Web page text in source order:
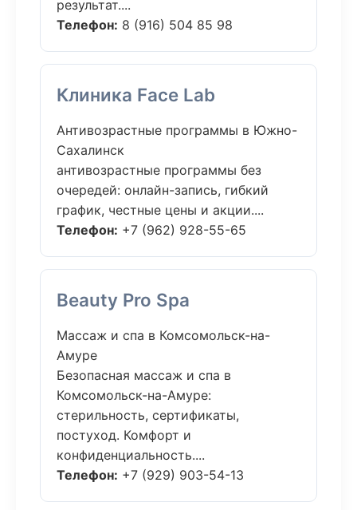
результат....
Телефон: 8 (916) 504 85 98
Клиника Face Lab
Антивозрастные программы в Южно-
Сахалинск
антивозрастные программы без
очередей: онлайн-запись, гибкий
график, честные цены и акции....
Телефон: +7 (962) 928-55-65
Beauty Pro Spa
Массаж и спа в Комсомольск-на-
Амуре
Безопасная массаж и спа в
Комсомольск-на-Амуре:
стерильность, сертификаты,
постуход. Комфорт и
конфиденциальность....
Телефон: +7 (929) 903-54-13